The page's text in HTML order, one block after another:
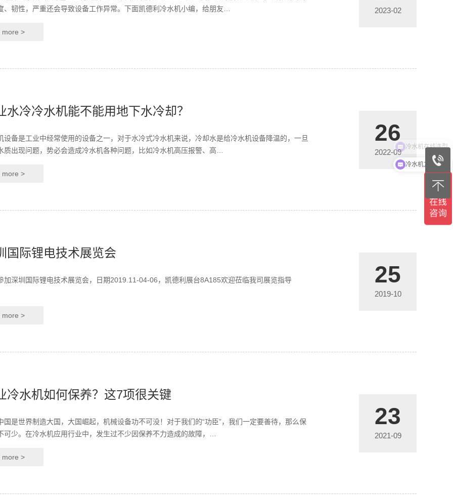
2023-02
、韧性，严重还会导致设备工作异常。下面凯德利冷水机小编，给朋友…
more >
26
2022-09
水冷冷水机能不能用地下水冷却？
设备是工业中经常使用的设备之一，对于水冷式冷水机来说，冷却水是给冷水机设备降温的，一旦
质出现问题，势必会造成冷水机各种问题，比如冷水机高压报警、高…
more >
25
2019-10
国际锂电技术展览会
加深圳国际锂电技术展览会，日期2019.11-04-06，凯德利展台8A185欢迎莅临我司展览指导
more >
23
2021-09
冷水机如何保养？这7项很关键
国是世界制造大国，大国崛起，机械设备功不可没！对于我们的“功臣”，我们一定要善待，那么保
可少。在冷水机应用行业中，发生过不少因保养不力造成的故障，…
more >
冷水机方案报价